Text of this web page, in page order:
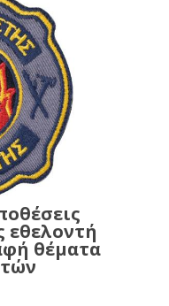
εθελοντή
θέματα